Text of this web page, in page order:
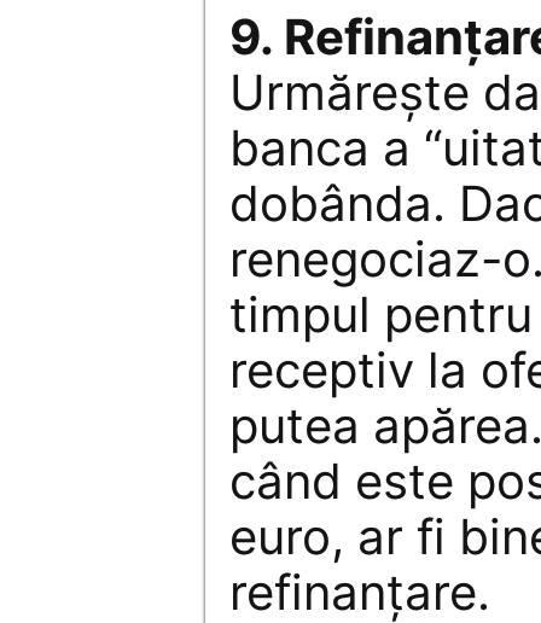
9.
Urmăreşte
banca a
dobânda.
renegociaz-
timpul
receptiv la
putea
când este
euro, ar fi
refinanţare.